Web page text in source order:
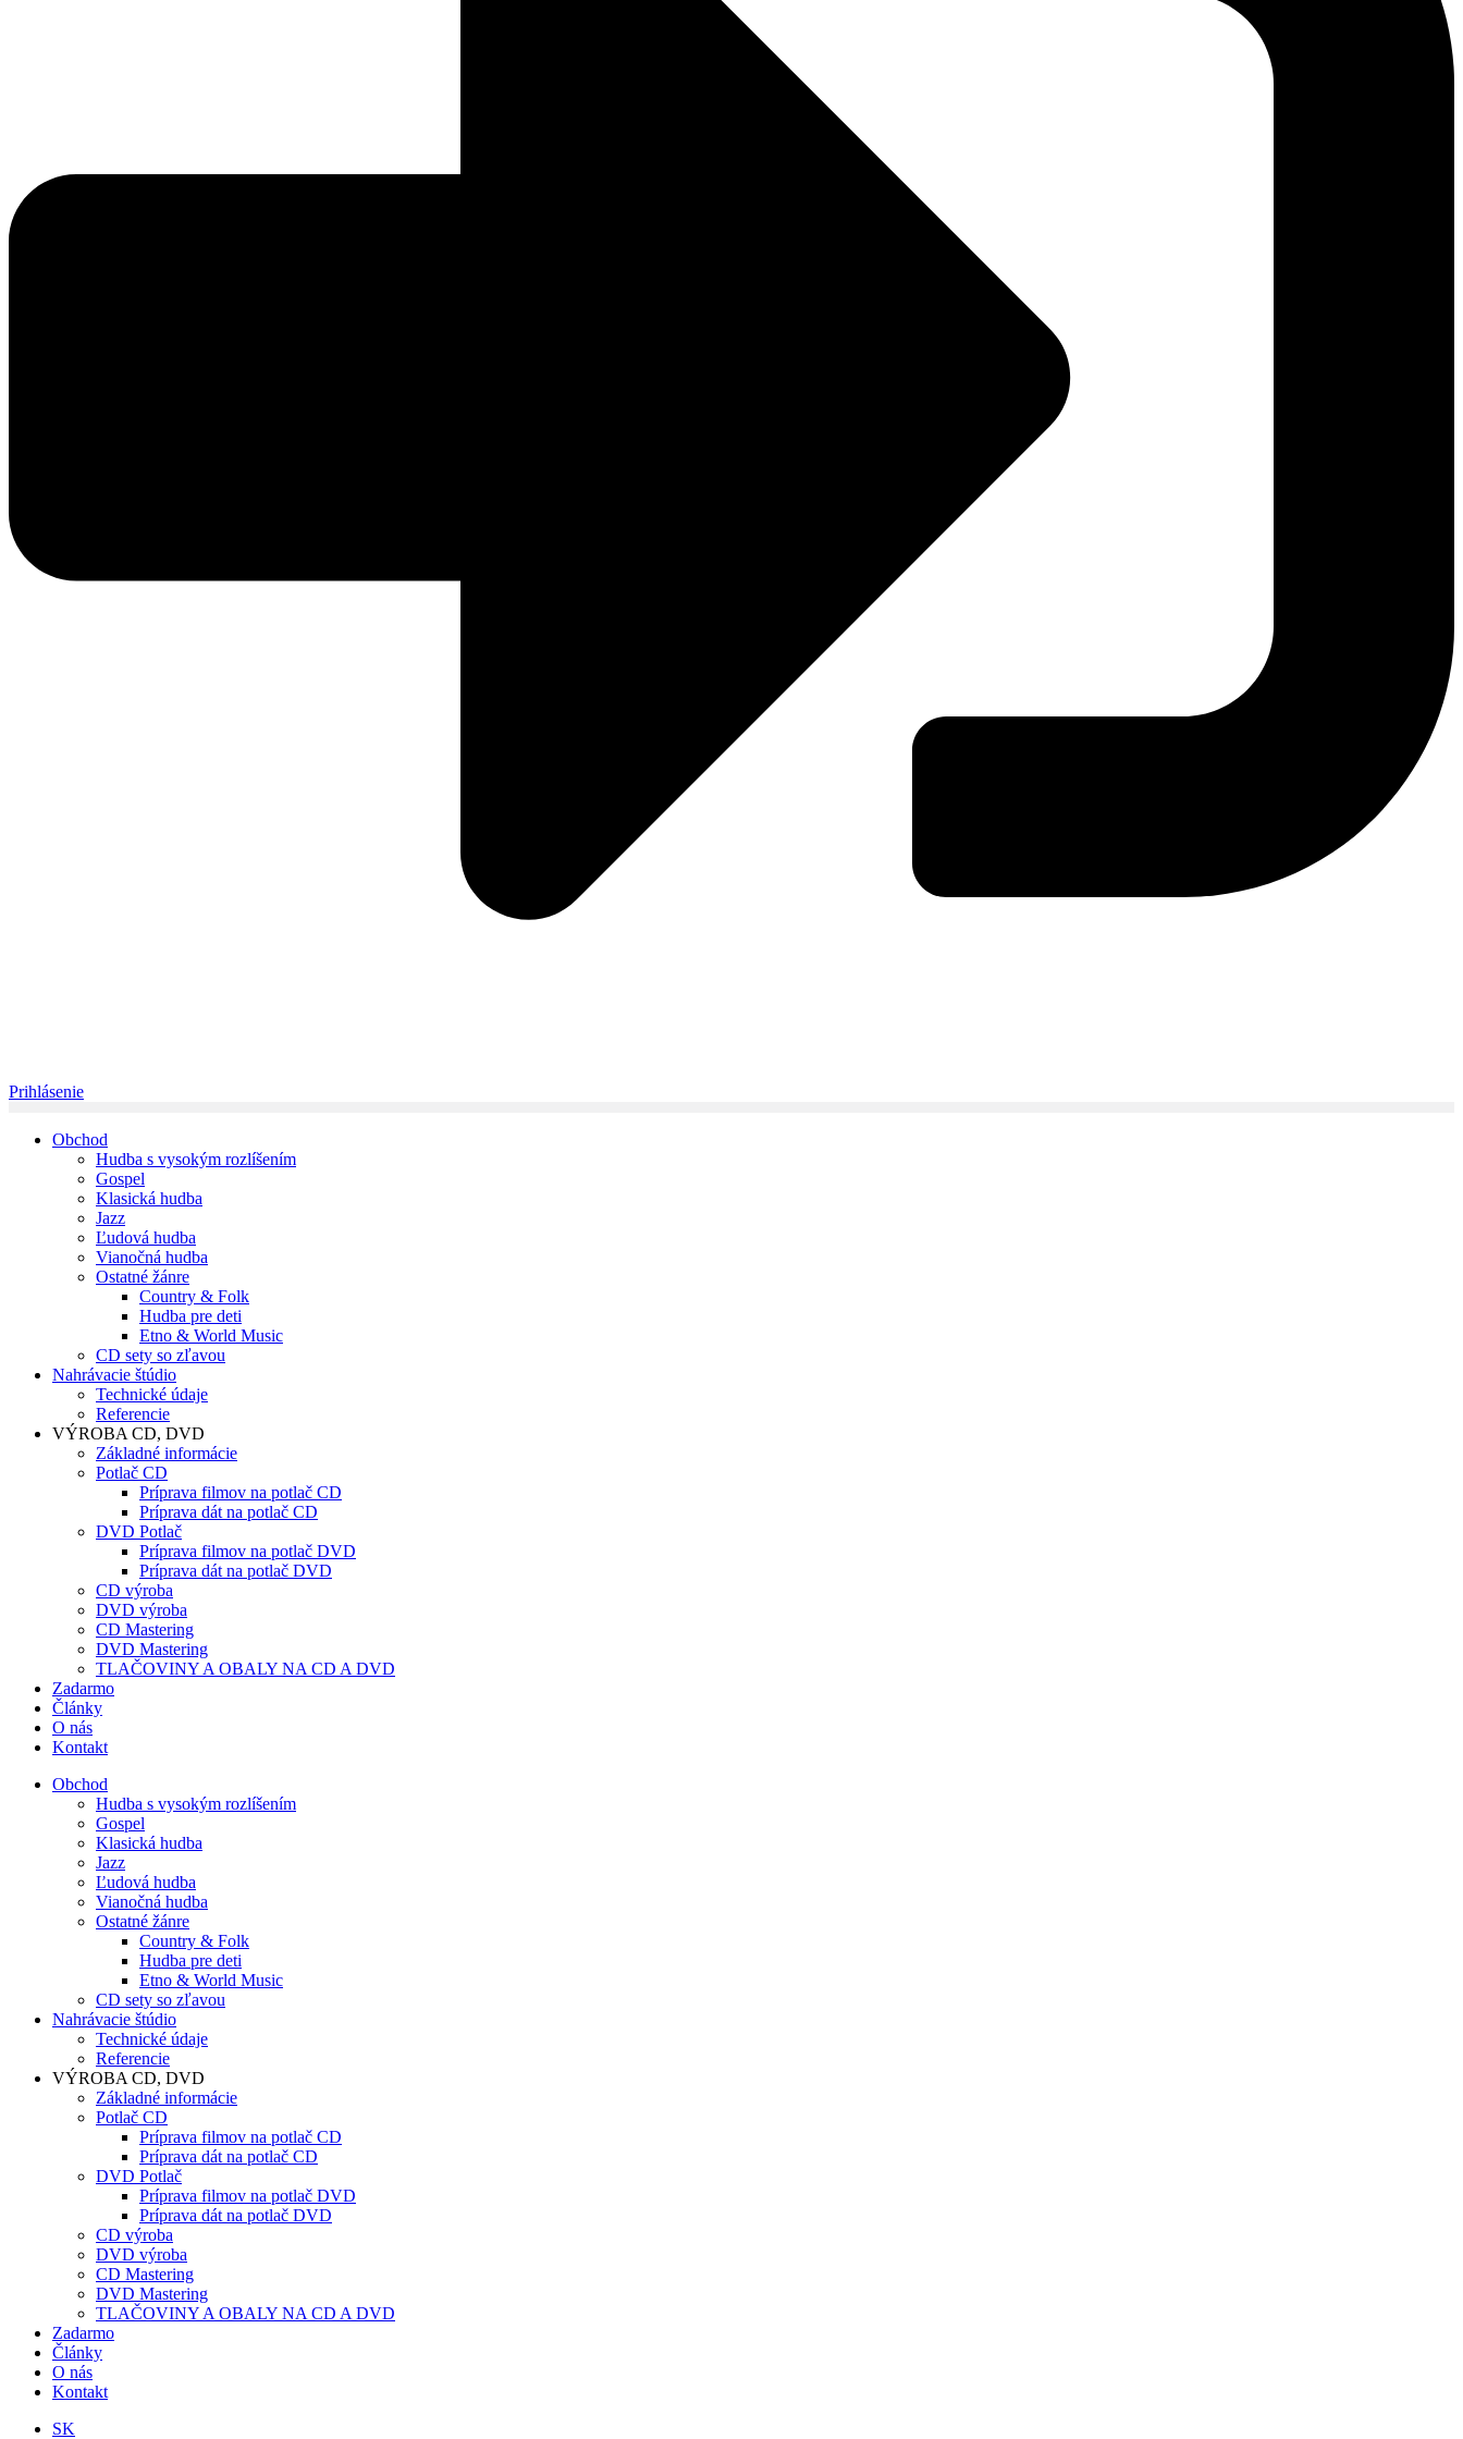
Prihlásenie
Obchod
Hudba s vysokým rozlíšením
Gospel
Klasická hudba
Jazz
Ľudová hudba
Vianočná hudba
Ostatné žánre
Country & Folk
Hudba pre deti
Etno & World Music
CD sety so zľavou
Nahrávacie štúdio
Technické údaje
Referencie
VÝROBA CD, DVD
Základné informácie
Potlač CD
Príprava filmov na potlač CD
Príprava dát na potlač CD
DVD Potlač
Príprava filmov na potlač DVD
Príprava dát na potlač DVD
CD výroba
DVD výroba
CD Mastering
DVD Mastering
TLAČOVINY A OBALY NA CD A DVD
Zadarmo
Články
O nás
Kontakt
Obchod
Hudba s vysokým rozlíšením
Gospel
Klasická hudba
Jazz
Ľudová hudba
Vianočná hudba
Ostatné žánre
Country & Folk
Hudba pre deti
Etno & World Music
CD sety so zľavou
Nahrávacie štúdio
Technické údaje
Referencie
VÝROBA CD, DVD
Základné informácie
Potlač CD
Príprava filmov na potlač CD
Príprava dát na potlač CD
DVD Potlač
Príprava filmov na potlač DVD
Príprava dát na potlač DVD
CD výroba
DVD výroba
CD Mastering
DVD Mastering
TLAČOVINY A OBALY NA CD A DVD
Zadarmo
Články
O nás
Kontakt
SK